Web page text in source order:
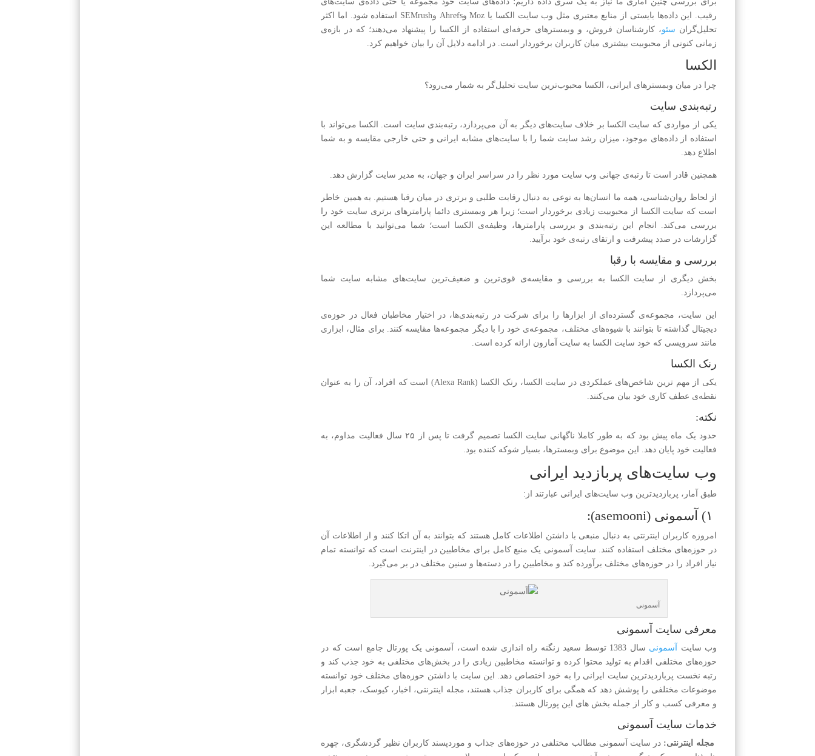
رقیب. این داده‌ها بایستی از منابع معتبری مثل وب سایت الکسا یا Moz وAhrefs وSEMrush استفاده شود. اما اکثر
تحلیل‌گران سئو، کارشناسان فروش، و وبمسترهای حرفه‌ای استفاده از الکسا را پیشنهاد می‌دهند؛ که در بازه‌ی
زمانی کنونی از محبوبیت بیشتری میان کاربران برخوردار است. در ادامه دلایل آن را بیان خواهیم کرد.
الکسا
چرا در میان وبمسترهای ایرانی، الکسا محبوب‌ترین سایت تحلیل‌گر به شمار می‌رود؟
رتبه‌بندی سایت
یکی از مواردی که سایت الکسا بر خلاف سایت‌های دیگر به آن می‌پردازد، رتبه‌بندی سایت است. الکسا می‌تواند با
استفاده از داده‌های موجود، میزان رشد سایت شما را با سایت‌های مشابه ایرانی و حتی خارجی مقایسه و به شما
اطلاع دهد.
همچنین قادر است تا رتبه‌ی جهانی وب سایت مورد نظر را در سراسر ایران و جهان، به مدیر سایت گزارش دهد.
از لحاظ روان‌شناسی، همه ما انسان‌ها به نوعی به دنبال رقابت طلبی و برتری در میان رقبا هستیم. به همین خاطر
است که سایت الکسا از محبوبیت زیادی برخوردار است؛ زیرا هر وبمستری دائما پارامترهای برتری سایت خود را
بررسی می‌کند. انجام این رتبه‌بندی و بررسی پارامترها، وظیفه‌ی الکسا است؛ شما می‌توانید با مطالعه این
گزارشات در صدد پیشرفت و ارتقای رتبه‌ی خود برآیید.
بررسی و مقایسه با رقبا
بخش دیگری از سایت الکسا به بررسی و مقایسه‌ی قوی‌ترین و ضعیف‌ترین سایت‌های مشابه سایت شما
می‌پردازد.
این سایت، مجموعه‌ی گسترده‌ای از ابزارها را برای شرکت در رتبه‌‌بندی‌ها، در اختیار مخاطبان فعال در حوزه‌ی
دیجیتال گذاشته تا بتوانند با شیوه‌های مختلف، مجموعه‌ی خود را با دیگر مجموعه‌ها مقایسه کنند. برای مثال، ابزاری
مانند سرویسی که خود سایت الکسا به سایت آمازون ارائه کرده است.
رنک الکسا
یکی از مهم ترین شاخص‌های عملکردی در سایت الکسا، رنک الکسا (Alexa Rank) است که افراد، آن را به عنوان
نقطه‌ی عطف کاری خود بیان می‌کنند.
نکته:
حدود یک ماه پیش بود که به طور کاملا ناگهانی سایت الکسا تصمیم گرفت تا پس از ۲۵ سال فعالیت مداوم، به
فعالیت خود پایان دهد. این موضوع برای وبمسترها، بسیار شوکه کننده بود.
وب سایت‌های پربازدید ایرانی
طبق آمار، پربازدیدترین وب سایت‌های ایرانی عبارتند از:
امروزه کاربران اینترنتی به دنبال منبعی با داشتن اطلاعات کامل هستند که بتوانند به آن اتکا کنند و از اطلاعات آن
در حوزه‌های مختلف استفاده کنند. سایت آسمونی یک منبع کامل برای مخاطبین در اینترنت است که توانسته تمام
نیاز افراد را در حوزه‌های مختلف برآورده کند و مخاطبین را در دسته‌ها و سنین مختلف در بر می‌گیرد.
آسمونی
معرفی سایت آسمونی
وب سایت آسمونی
سال 1383 توسط سعید زنگنه راه اندازی شده است، آسمونی یک پورتال جامع است که در
حوزه‌های مختلفی اقدام به تولید محتوا کرده و توانسته مخاطبین زیادی را در بخش‌های مختلفی به خود جذب کند و
رتبه نخست پربازدیدترین سایت ایرانی را به خود اختصاص دهد. این سایت با داشتن حوزه‌های مختلف خود توانسته
موضوعات مختلفی را پوشش دهد که همگی برای کاربران جذاب هستند، مجله اینترنتی، اخبار، کیوسک، جعبه ابزار
و معرفی کسب و کار از جمله بخش های این پورتال هستند.
خدمات سایت آسمونی
مجله اینترنتی: در سایت آسمونی مطالب مختلفی در حوزه‌های جذاب و موردپسند کاربران نظیر گردشگری، چهره